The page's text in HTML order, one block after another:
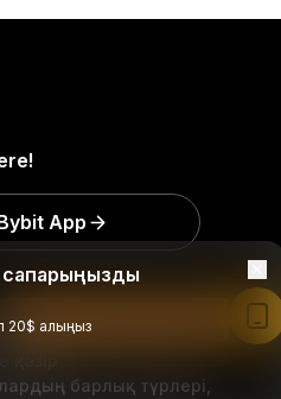
түсініктер мен
алыңыз: біздің
барлық түрлері,
App
сапарыңызды
20$ алыңыз
Bybit қолданбасында оқу